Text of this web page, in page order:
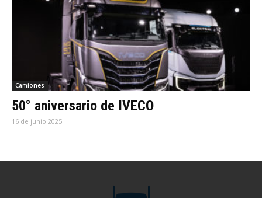
Camiones
50° aniversario de IVECO
16 de junio 2025